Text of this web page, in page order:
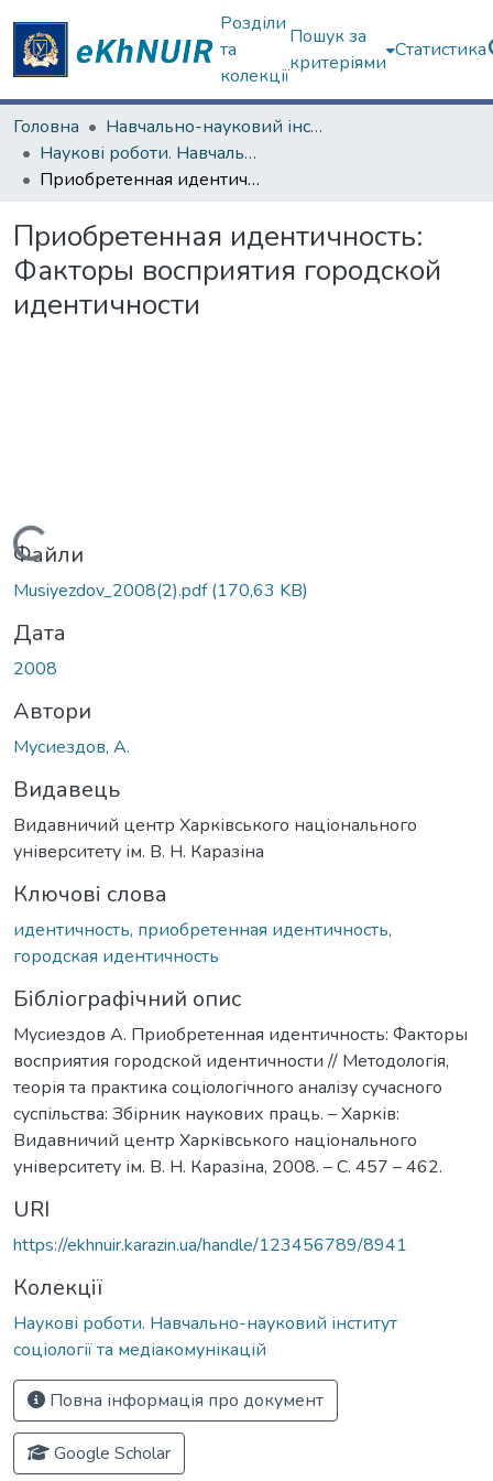
Розділи
та
колекції
Пошук за
критеріями
Статистика
Головна
Навчально-науковий інститут соціології та медіакомунікацій
Наукові роботи. Навчально-науковий інститут соціології та медіакомунікацій
Приобретенная идентичность: Факторы восприятия городской идентичности
Приобретенная идентичность:
Факторы восприятия городской
идентичности
Вантажиться...
Файли
Musiyezdov_2008(2).pdf(170,63 KB)
Дата
2008
Автори
Мусиездов, А.
Видавець
Видавничий центр Харківського національного
університету ім. В. Н. Каразіна
Ключові слова
идентичность, приобретенная идентичность,
городская идентичность
Бібліографічний опис
Мусиездов А. Приобретенная идентичность: Факторы
восприятия городской идентичности // Методологія,
теорія та практика соціологічного аналізу сучасного
суспільства: Збірник наукових праць. – Харків:
Видавничий центр Харківського національного
університету ім. В. Н. Каразіна, 2008. – С. 457 – 462.
URI
https://ekhnuir.karazin.ua/handle/123456789/8941
Колекції
Наукові роботи. Навчально-науковий інститут
соціології та медіакомунікацій
Повна інформація про документ
Google Scholar